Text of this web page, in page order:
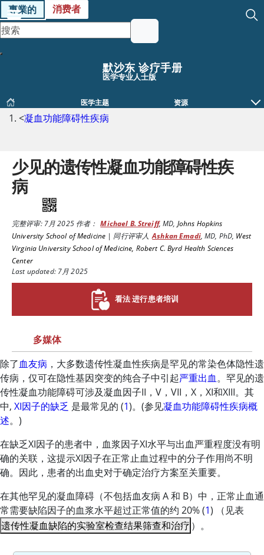
專業的 消费者
默沙东 诊疗手册
医学专业人士版
医学主题 资源
<凝血功能障碍性疾病
少见的遗传性凝血功能障碍性疾
病
完整评审:7月 2025作者： Michael B. Streiff,MD, Johns Hopkins
University School of Medicine | 同行评审人 Ashkan Emadi,MD, PhD, West
Virginia University School of Medicine, Robert C. Byrd Health Sciences
Center
Last updated: 7月 2025
看法 进行患者培训
多媒体
除了血友病 ，大多数遗传性凝血性疾病是罕见的常染色体隐性遗
传病，仅可在隐性基因突变的纯合子中引起严重出血。罕见的遗
传性凝血功能障碍可涉及凝血因子II，V，VII，X，XI和XIII。其
中, XI因子的缺乏 是最常见的 (1)。(参见凝血功能障碍性疾病概
述。)
在缺乏XI因子的患者中，血浆因子XI水平与出血严重程度没有明
确的关联，这提示XI因子在正常止血过程中的分子作用尚不明
确。因此，患者的出血史对于确定治疗方案至关重要。
在其他罕见的凝血障碍（不包括血友病 A 和 B）中，正常止血通
常需要缺陷因子的血浆水平超过正常值的约 20% (1) （见表
遗传性凝血缺陷的实验室检查结果筛查和治疗 ）。